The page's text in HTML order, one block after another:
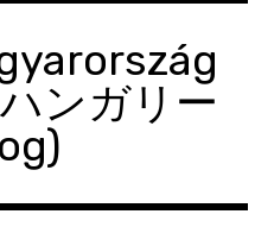
ンガリー